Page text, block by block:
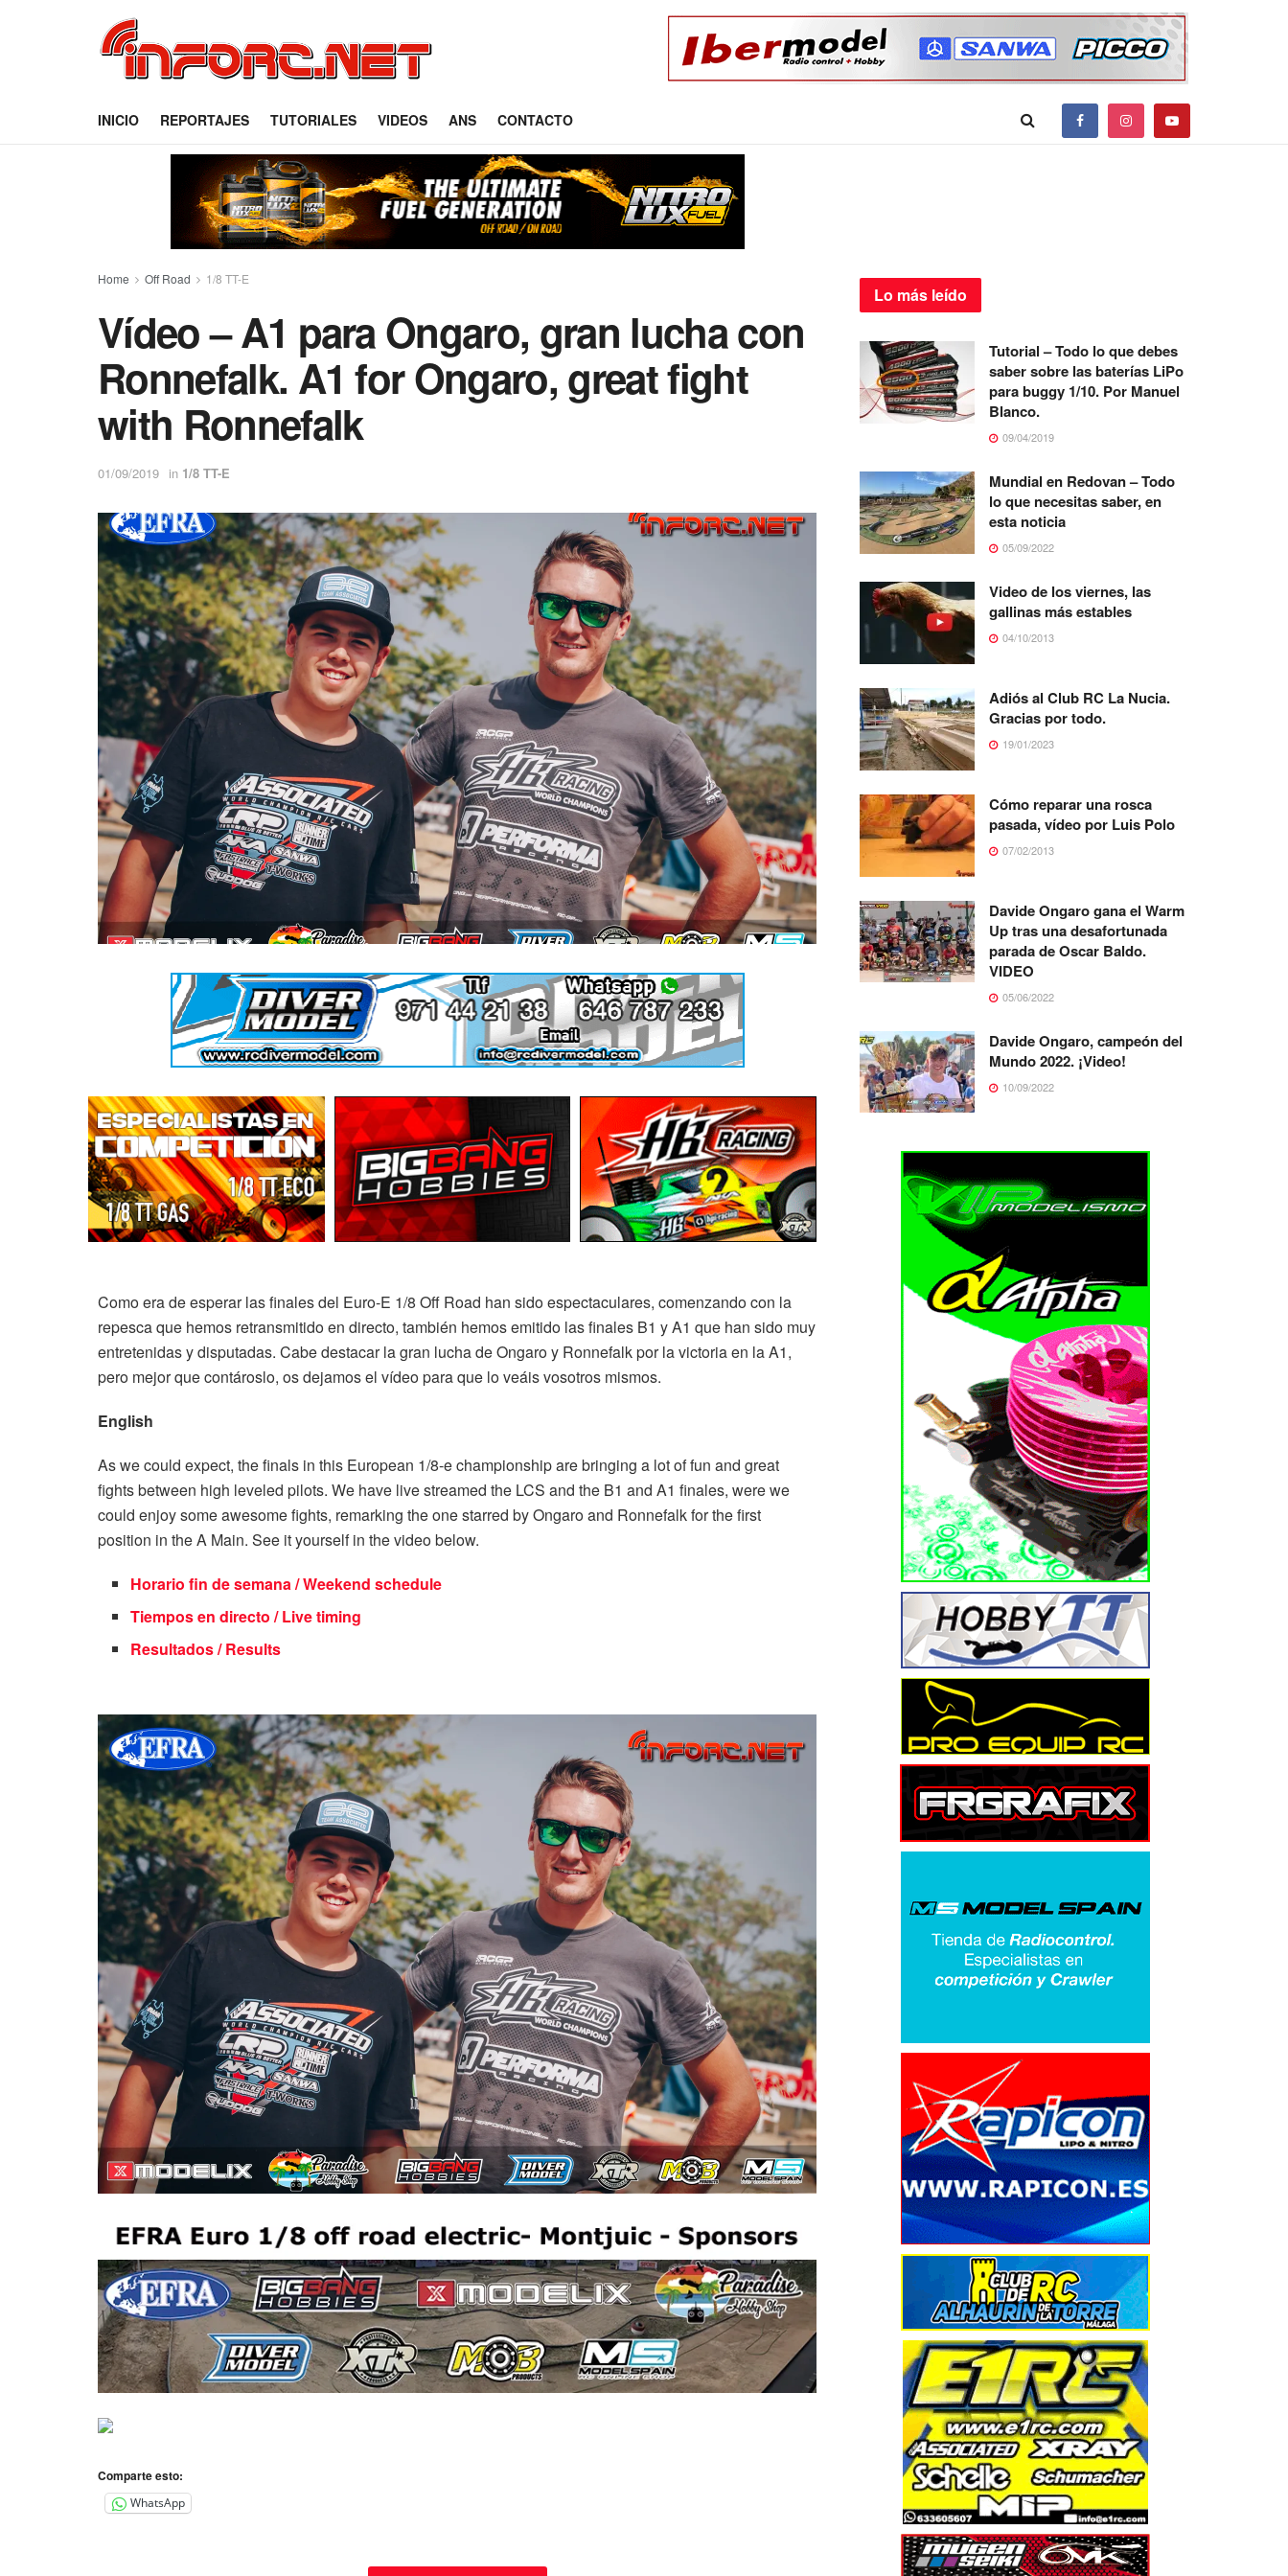
INICIO REPORTAJES TUTORIALES VIDEOS ANS CONTACTO
Home Off Road 1/8 TT-E
Vídeo – A1 para Ongaro, gran lucha con
Ronnefalk. A1 for Ongaro, great fight
with Ronnefalk
01/09/2019 in 1/8 TT-E
Como era de esperar las finales del Euro-E 1/8 Off Road han sido espectaculares, comenzando con la
repesca que hemos retransmitido en directo, también hemos emitido las finales B1 y A1 que han sido muy
entretenidas y disputadas. Cabe destacar la gran lucha de Ongaro y Ronnefalk por la victoria en la A1,
pero mejor que contároslo, os dejamos el vídeo para que lo veáis vosotros mismos.
English
As we could expect, the finals in this European 1/8-e championship are bringing a lot of fun and great
fights between high leveled pilots. We have live streamed the LCS and the B1 and A1 finales, were we
could enjoy some awesome fights, remarking the one starred by Ongaro and Ronnefalk for the first
position in the A Main. See it yourself in the video below.
Horario fin de semana / Weekend schedule
Tiempos en directo / Live timing
Resultados / Results
Comparte esto:
WhatsApp
Lo más leído
Tutorial – Todo lo que debes
saber sobre las baterías LiPo
para buggy 1/10. Por Manuel
Blanco.
09/04/2019
Mundial en Redovan – Todo
lo que necesitas saber, en
esta noticia
05/09/2022
Video de los viernes, las
gallinas más estables
04/10/2013
Adiós al Club RC La Nucia.
Gracias por todo.
19/01/2023
Cómo reparar una rosca
pasada, vídeo por Luis Polo
07/02/2013
Davide Ongaro gana el Warm
Up tras una desafortunada
parada de Oscar Baldo.
VIDEO
05/06/2022
Davide Ongaro, campeón del
Mundo 2022. ¡Video!
10/09/2022